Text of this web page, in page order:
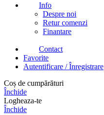
Info
Despre noi
Retur comenzi
Finantare
Contact
Favorite
Autentificare / Înregistrare
Coș de cumpărături
Închide
Logheaza-te
Închide